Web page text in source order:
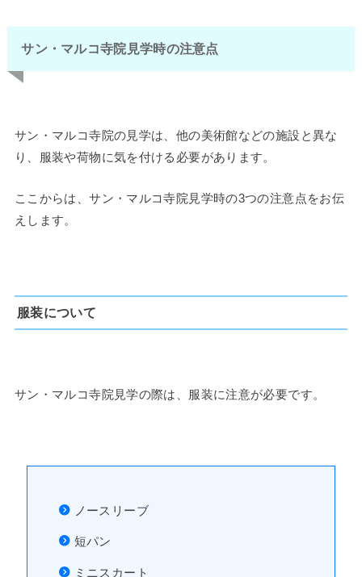
サン・マルコ寺院見学時の注意点
サン・マルコ寺院の見学は、他の美術館などの施設と異な
り、服装や荷物に気を付ける必要があります。
ここからは、サン・マルコ寺院見学時の3つの注意点をお伝
えします。
服装について
サン・マルコ寺院見学の際は、服装に注意が必要です。
ノースリーブ
短パン
ミニスカート